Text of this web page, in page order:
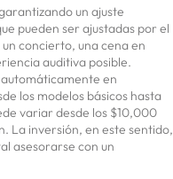
un ajuste
pueden ser ajustadas por el
concierto, una cena en
auditiva posible.
en
los modelos básicos hasta
variar desde los $10,000
La inversión, en este sentido,
asesorarse con un